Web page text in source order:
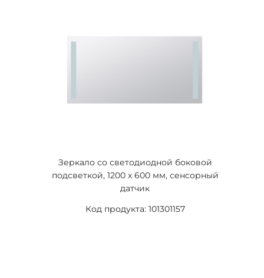
Зеркало со светодиодной боковой
подсветкой, 1200 x 600 мм, сенсорный
датчик
Код продукта: 101301157